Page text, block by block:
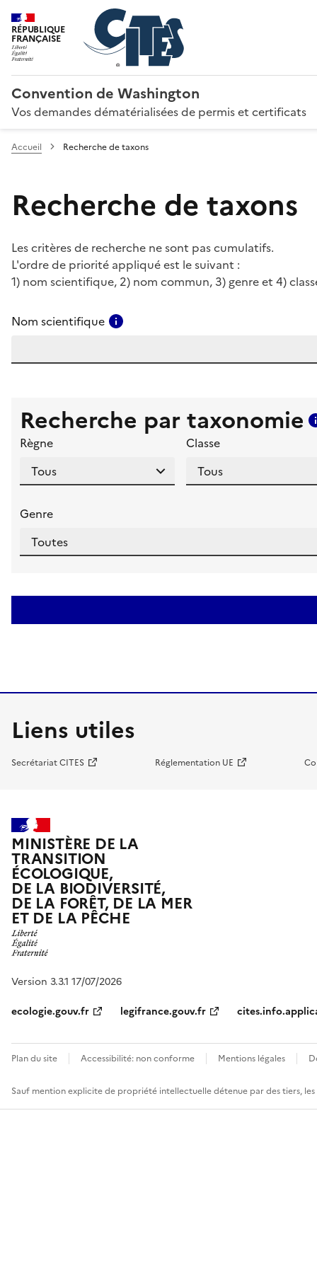
RÉPUBLIQUE
FRANÇAISE
Convention de Washington
Vos demandes dématérialisées de permis et certificats
Accueil Recherche de taxons
Recherche de taxons
Les critères de recherche ne sont pas cumulatifs.
L'ordre de priorité appliqué est le suivant :
1) nom scientifique, 2) nom commun, 3) genre et 4)
Nom scientifique
Recherche par taxonomie
Règne Classe
Genre
Liens utiles
Secrétariat CITES Réglementation UE
MINISTÈRE DE LA
TRANSITION
ÉCOLOGIQUE,
DE LA BIODIVERSITÉ,
DE LA FORÊT, DE LA MER
ET DE LA PÊCHE
Version 3.3.1 17/07/2026
ecologie.gouv.fr
legifrance.gouv.fr
Plan du site Accessibilité: non conforme Mentions légales
Sauf mention explicite de propriété intellectuelle détenue par des tiers,